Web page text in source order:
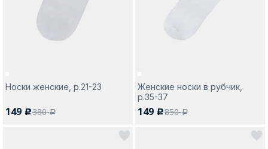
Носки женские, р.21-23
149 c380a
Женские носки в рубчик,
р.35-37
149 c850a